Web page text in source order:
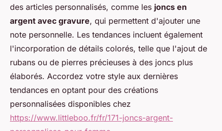
des articles personnalisés, comme les joncs en
argent avec gravure, qui permettent d'ajouter une
note personnelle. Les tendances incluent également
l'incorporation de détails colorés, telle que l'ajout de
rubans ou de pierres précieuses à des joncs plus
élaborés. Accordez votre style aux dernières
tendances en optant pour des créations
personnalisées disponibles chez
https://www.littleboo.fr/fr/171-joncs-argent-